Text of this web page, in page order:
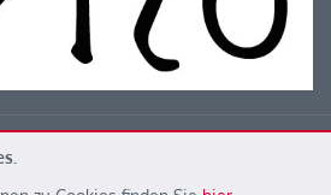
Leichtathletik Verband